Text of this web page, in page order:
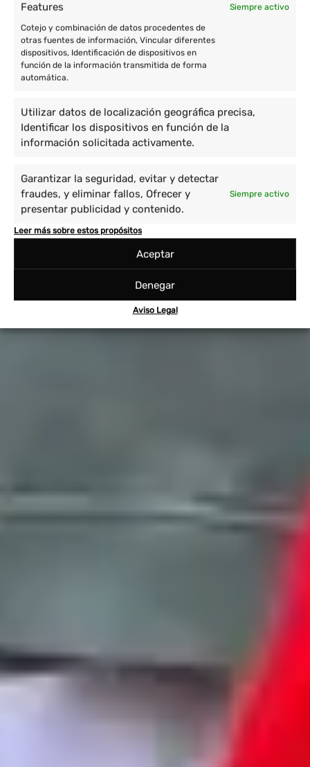
Features Siempre activo
Cotejo y combinación de datos procedentes de
otras fuentes de información, Vincular diferentes
dispositivos, Identificación de dispositivos en
función de la información transmitida de forma
automática.
Utilizar datos de localización geográfica precisa,
Identificar los dispositivos en función de la
información solicitada activamente.
Garantizar la seguridad, evitar y detectar
fraudes, y eliminar fallos, Ofrecer y
presentar publicidad y contenido.
Siempre activo
Leer más sobre estos propósitos
Aceptar
Denegar
Aviso Legal